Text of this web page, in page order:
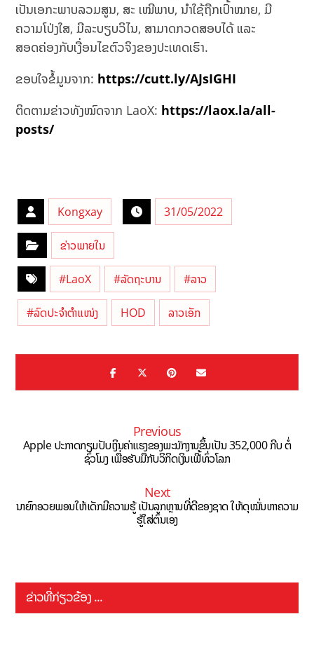
ເປັນເອກະພາບລວມສູນ, ສະ ເໝີພາບ, ນຳໃຊ້ຖືກເປົ້າໝາຍ, ມີ
ຄວາມໂປ່ງໃສ, ມີລະບຽບວິໄນ, ສາມາດກວດສອບໄດ້ ແລະ
ສອດຄ່ອງກັບເງື່ອນໄຂຕົວຈິງຂອງປະເທດເຮົາ.
ຂອບໃຈຂໍ້ມູນຈາກ: https://cutt.ly/AJsIGHI
ຕິດຕາມຂ່າວທັງໝົດຈາກ LaoX: https://laox.la/all-
posts/
Kongxay 31/05/2022
ຂ່າວພາຍໃນ
#LaoX #ລັດຖະບານ #ລາວ
#ລົດປະຈຳຕຳແໜ່ງ HOD ລາວເອັກ
Previous
Apple ປະກາດກຽມປັບເງິນຄ່າແຮງຂອງພະນັກງານຂຶ້ນເປັນ 352,000 ກີບ ຕໍ່
ຊົ່ວໂມງ ເພື່ອຮັບມືກັບວິກິດເງິນເຟີ້ທົ່ວໂລກ
Next
ນາຍົກອວຍພອນໃຫ້ເດັກມີຄວາມຮູ້ ເປັນລູກຫຼານທີ່ດີຂອງຊາດ ໃຫ້ດຸໝັ່ນຫາຄວາມ
ຮູ້ໃສ່ຕົນເອງ
ຂ່າວທີ່ກ່ຽວຂ້ອງ ...